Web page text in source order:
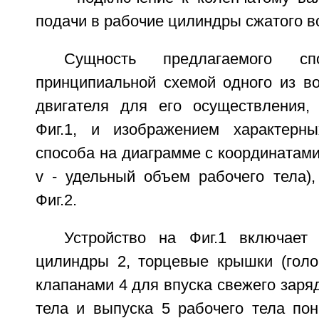
подачи в рабочие цилиндры сжатого
Сущность предлагаемого
принципиальной схемой одного из
двигателя для его осуществления,
Фиг.1, и изображением
способа на диаграмме с
v - удельный объем рабочего тела),
Фиг.2.
Устройство на Фиг.1
цилиндры 2, торцевые крышки
клапанами 4 для впуска свежего
тела и выпуска 5 рабочего тела